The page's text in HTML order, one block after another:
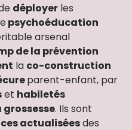
déployer les
psychoéducation
arsenal
de la prévention
la co-construction
parent-enfant, par
et habiletés
grossesse. Ils sont
actualiséesdes